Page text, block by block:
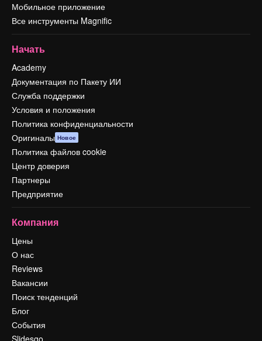
Мобильное приложение
Все инструменты Magnific
Начать
Academy
Документация по Пакету ИИ
Служба поддержки
Условия и положения
Политика конфиденциальности
Оригиналы Новое
Политика файлов cookie
Центр доверия
Партнеры
Предприятие
Компания
Цены
О нас
Reviews
Вакансии
Поиск тенденций
Блог
События